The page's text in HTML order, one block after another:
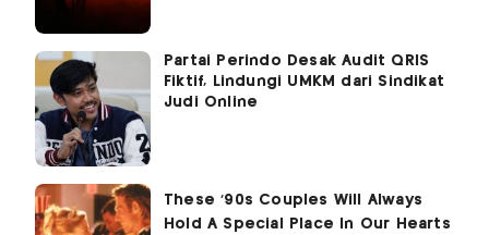
Partai Perindo Desak Audit QRIS
Fiktif, Lindungi UMKM dari Sindikat
Judi Online